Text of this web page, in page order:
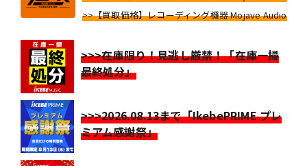
>>【買取価格】レコーディング機器 Mojave Audio
>>>在庫限り！見逃し厳禁！「在庫一掃
最終処分」
>>>2026.08.13まで「IkebePRIME プレ
ミアム感謝祭」